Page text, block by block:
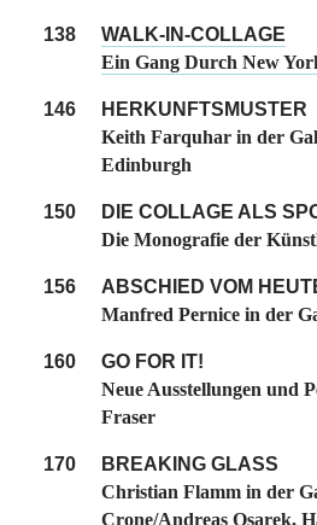
138
WALK-IN-COLLAGE
Ein Gang Durch New
146
HERKUNFTSMUSTER
Keith Farquhar in der
Edinburgh
150
DIE COLLAGE ALS
Die Monografie der
156
ABSCHIED VOM
Manfred Pernice in der
160
GO FOR IT!
Neue Ausstellungen und
Fraser
170
BREAKING GLASS
Christian Flamm in der
Crone/Andreas Osarek,